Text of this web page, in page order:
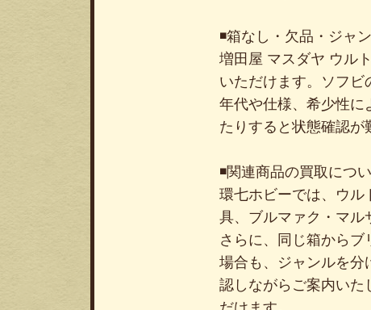
◾️箱なし・欠品・ジャ
増田屋 マスダヤ ウル
いただけます。ソフビ
年代や仕様、希少性に
たりすると状態確認が
◾️関連商品の買取につ
環七ホビーでは、ウル
具、ブルマァク・マル
さらに、同じ箱から
場合も、ジャンルを分
認しながらご案内いた